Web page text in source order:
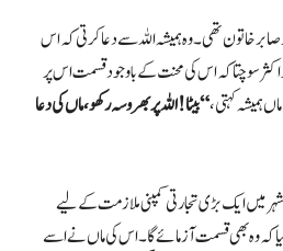
خاتون تھی۔ وہ ہمیشہ اللہ سے دعا کرتی کہ اس
اکثر سوچتا کہ اس کی محنت کے باوجود قسمت اس پر
ہمیشہ کہتی،“بیٹا! اللہ پر بھروسہ رکھو، ماں کی دعا
شہر میں ایک بڑی تجارتی کمپنی ملازمت کے لیے
کہ وہ بھی قسمت آزمائے گا۔ اس کی ماں نے اسے